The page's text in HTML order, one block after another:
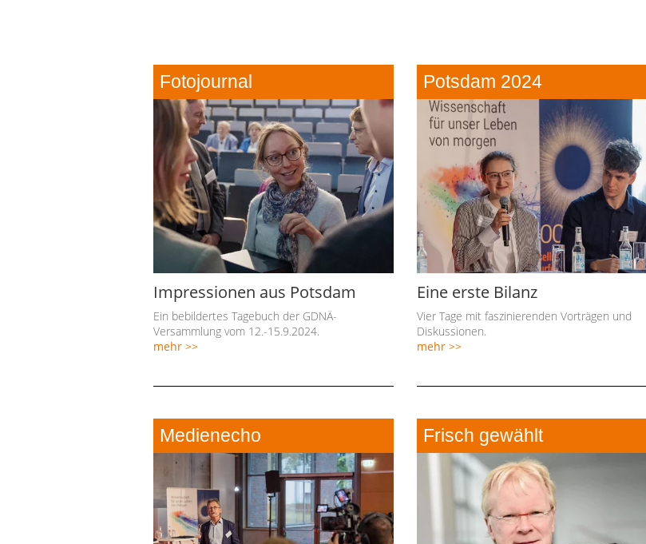
Fotojournal
Impressionen aus Potsdam
Ein bebildertes Tagebuch der GDNÄ-
Versammlung vom 12.-15.9.2024.
mehr >>
Medienecho
Potsdam 2024
Eine erste Bilanz
Vier Tage mit faszinierenden Vorträgen und
Diskussionen.
mehr >>
Frisch gewählt